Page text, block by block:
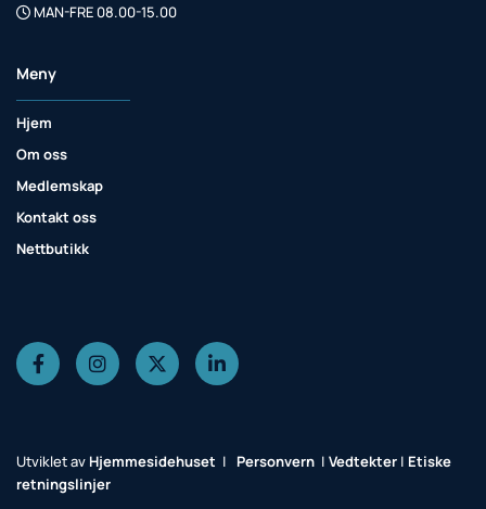
 MAN-FRE 08.00-15.00
Meny
Hjem
Om oss
Medlemskap
Kontakt oss
Nettbutikk
Utviklet av Hjemmesidehuset | Personvern | Vedtekter | Etiske
retningslinjer